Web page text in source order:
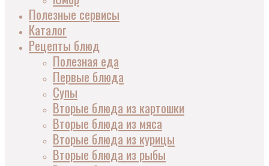
Полезные сервисы
Каталог
Рецепты блюд
Полезная еда
Первые блюда
Супы
Вторые блюда из картошки
Вторые блюда из мяса
Вторые блюда из курицы
Вторые блюда из рыбы